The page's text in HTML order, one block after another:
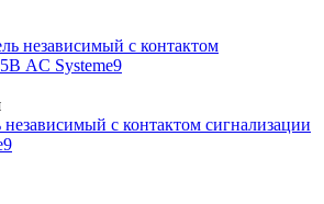
с контактом сигнализации